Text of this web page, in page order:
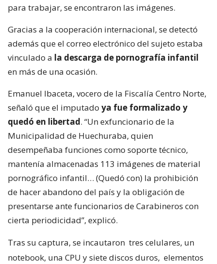
para trabajar, se encontraron las imágenes.
Gracias a la cooperación internacional, se detectó
además que el correo electrónico del sujeto estaba
vinculado a la descarga de pornografía infantil
en más de una ocasión.
Emanuel Ibaceta, vocero de la Fiscalía Centro Norte,
señaló que el imputado ya fue formalizado y
quedó en libertad. “Un exfuncionario de la
Municipalidad de Huechuraba, quien
desempeñaba funciones como soporte técnico,
mantenía almacenadas 113 imágenes de material
pornográfico infantil… (Quedó con) la prohibición
de hacer abandono del país y la obligación de
presentarse ante funcionarios de Carabineros con
cierta periodicidad”, explicó.
Tras su captura, se incautaron tres celulares, un
notebook, una CPU y siete discos duros, elementos